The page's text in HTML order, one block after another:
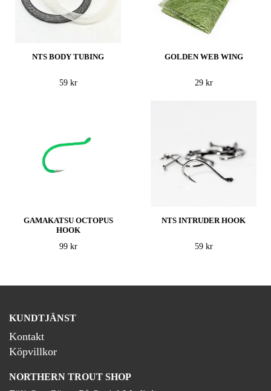
NTS BODY TUBING
59 kr
GOLDEN WEB WING
29 kr
GAMAKATSU OCTOPUS
HOOK
99 kr
NTS INTRUDER HOOK
59 kr
KUNDTJÄNST
Kontakt
Köpvillkor
NORTHERN TROUT SHOP